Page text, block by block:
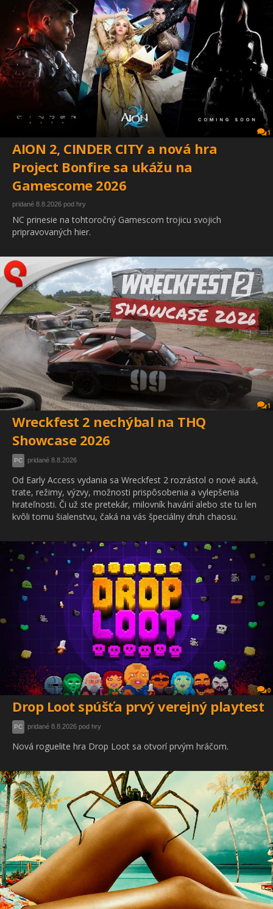
1
AION 2, CINDER CITY a nová hra
Project Bonfire sa ukážu na
Gamescome 2026
pridané 8.8.2026 pod hry
NC prinesie na tohtoročný Gamescom trojicu svojich
pripravovaných hier.
1
Wreckfest 2 nechýbal na THQ
Showcase 2026
PC pridané 8.8.2026
Od Early Access vydania sa Wreckfest 2 rozrástol o nové autá,
trate, režimy, výzvy, možnosti prispôsobenia a vylepšenia
hrateľnosti. Či už ste pretekár, milovník havárií alebo ste tu len
kvôli tomu šialenstvu, čaká na vás špeciálny druh chaosu.
0
Drop Loot spúšťa prvý verejný playtest
PC pridané 8.8.2026 pod hry
Nová roguelite hra Drop Loot sa otvorí prvým hráčom.